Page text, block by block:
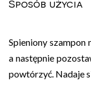
Sposób użycia
Spieniony szampon
a następnie
powtórzyć. Nadaje